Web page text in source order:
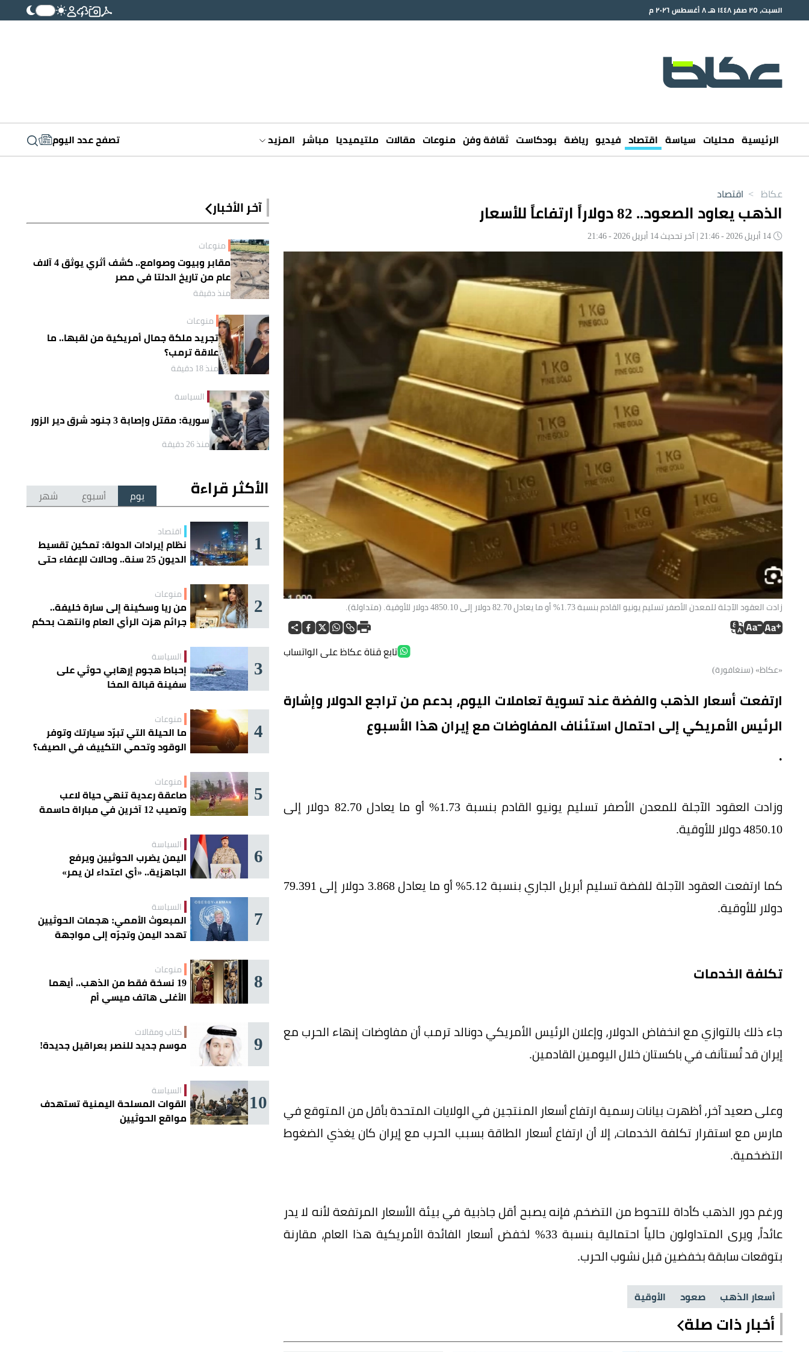
السبت، ٢٥ صفر ١٤٤٨ هـ ٨ أغسطس ٢٠٢٦ م
الرئيسية محليات سياسة اقتصاد فيديو رياضة بودكاست ثقافة وفن منوعات مقالات ملتيميديا مباشر المزيد تصفح عدد اليوم
عكاظ > اقتصاد
الذهب يعاود الصعود.. 82 دولاراً ارتفاعاً للأسعار
زادت العقود الآجلة للمعدن الأصفر تسليم يونيو القادم بنسبة 1.73% أو ما يعادل 82.70 دولار إلى 4850.10 دولار للأوقية. (متداولة).
تابع قناة عكاظ على الواتساب
«عكاظ» (سنغافورة)
ارتفعت أسعار الذهب والفضة عند تسوية تعاملات اليوم، بدعم من تراجع الدولار وإشارة
الرئيس الأمريكي إلى احتمال استئناف المفاوضات مع إيران هذا الأسبوع
.
وزادت العقود الآجلة للمعدن الأصفر تسليم يونيو القادم بنسبة 1.73% أو ما يعادل 82.70 دولار إلى
4850.10 دولار للأوقية.
كما ارتفعت العقود الآجلة للفضة تسليم أبريل الجاري بنسبة 5.12% أو ما يعادل 3.868 دولار إلى 79.391
دولار للأوقية.
تكلفة الخدمات
جاء ذلك بالتوازي مع انخفاض الدولار، وإعلان الرئيس الأمريكي دونالد ترمب أن مفاوضات إنهاء الحرب مع
إيران قد تُستأنف في باكستان خلال اليومين القادمين.
وعلى صعيد آخر، أظهرت بيانات رسمية ارتفاع أسعار المنتجين في الولايات المتحدة بأقل من المتوقع في
مارس مع استقرار تكلفة الخدمات، إلا أن ارتفاع أسعار الطاقة بسبب الحرب مع إيران كان يغذي الضغوط
التضخمية.
ورغم دور الذهب كأداة للتحوط من التضخم، فإنه يصبح أقل جاذبية في بيئة الأسعار المرتفعة لأنه لا يدر
عائداً، ويرى المتداولون حالياً احتمالية بنسبة 33% لخفض أسعار الفائدة الأمريكية هذا العام، مقارنة
بتوقعات سابقة بخفضين قبل نشوب الحرب.
أسعار الذهب صعود الأوقية
أخبار ذات صلة
آخر الأخبار
منوعات
مقابر وبيوت وصوامع.. كشف أثري يوثق 4 آلاف
عام من تاريخ الدلتا في مصر
منذ دقيقة
منوعات
تجريد ملكة جمال أمريكية من لقبها.. ما
علاقة ترمب؟
منذ 18 دقيقة
السياسة
سورية: مقتل وإصابة 3 جنود شرق دير الزور
منذ 26 دقيقة
الأكثر قراءة يوم أسبوع شهر
1 اقتصاد
نظام إيرادات الدولة: تمكين تقسيط
الديون 25 سنة.. وحالات للإعفاء حتى
2 منوعات
من ريا وسكينة إلى سارة خليفة..
جرائم هزت الرأي العام وانتهت بحكم
3 السياسة
إحباط هجوم إرهابي حوثي على
سفينة قبالة المخا
4 منوعات
ما الحيلة التي تبرّد سيارتك وتوفر
الوقود وتحمي التكييف في الصيف؟
5 منوعات
صاعقة رعدية تنهي حياة لاعب
وتصيب 12 آخرين في مباراة حاسمة
6 السياسة
اليمن يضرب الحوثيين ويرفع
الجاهزية.. «أي اعتداء لن يمر»
7 السياسة
المبعوث الأممي: هجمات الحوثيين
تهدد اليمن وتجرّه إلى مواجهة
8 منوعات
19 نسخة فقط من الذهب.. أيهما
الأغلى هاتف ميسي أم
9 كتاب ومقالات
موسم جديد للنصر بعراقيل جديدة!
10 السياسة
القوات المسلحة اليمنية تستهدف
مواقع الحوثيين